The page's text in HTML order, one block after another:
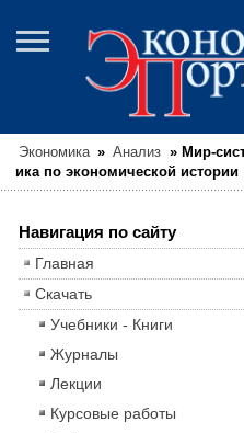
Экономика » Анализ » Мир-
ика по экономической истории
Навигация по сайту
Главная
Скачать
Учебники - Книги
Журналы
Лекции
Курсовые работы